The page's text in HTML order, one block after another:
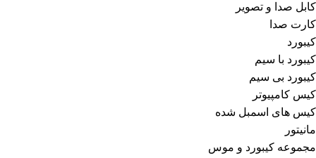
کابل صدا و تصویر
کارت صدا
کیبورد
کیبورد با سیم
کیبورد بی سیم
کیس کامپیوتر
کیس های اسمبل شده
مانیتور
مجموعه کیبورد و موس